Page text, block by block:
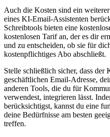
Auch die Kosten sind ein
eines KI-Email-Assistenten
Schreibtools bieten eine
kostenlosen Tarif an, der es dir
und zu entscheiden, ob sie für
kostenpflichtiges Abo abschließt.
Stelle schließlich sicher, dass
geschäftlichen Email-Adresse,
anderen Tools, die du für
verwendest, integrieren lässt.
berücksichtigst, kannst du eine
deine Bedürfnisse am besten
treffen.